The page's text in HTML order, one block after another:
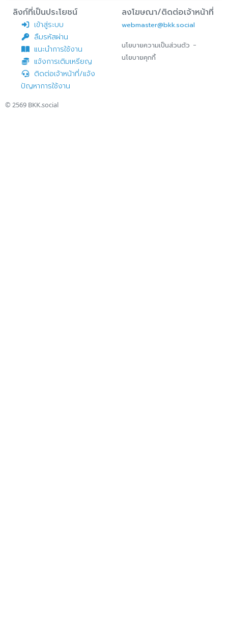
ลิงก์ที่เป็นประโยชน์
เข้าสู่ระบบ
ลืมรหัสผ่าน
แนะนำการใช้งาน
แจ้งการเติมเหรียญ
ติดต่อเจ้าหน้าที่/แจ้ง
ปัญหาการใช้งาน
ลงโฆษณา/ติดต่อเจ้าหน้าที่
webmaster@bkk.social
นโยบายความเป็นส่วนตัว -
นโยบายคุกกี้
© 2569 BKK.social